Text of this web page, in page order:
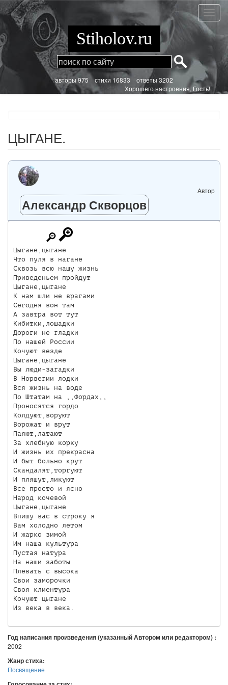
Перейти
к
основному
содержанию
Stiholov.ru
aвторы 975стихи 16833 ответы 3202
Хорошего настроения, Гость!
ЦЫГАНЕ.
Автор
Александр Скворцов
Цыгане,цыгане
Что пуля в нагане
Сквозь всю нашу жизнь
Приведеньем пройдут
Цыгане,цыгане
К нам шли не врагами
Сегодня вон там
А завтра вот тут
Кибитки,лошадки
Дороги не гладки
По нашей России
Кочуют везде
Цыгане,цыгане
Вы люди-загадки
В Норвегии лодки
Вся жизнь на воде
По Штатам на ,,Фордах,,
Проносятся гордо
Колдуют,воруют
Ворожат и врут
Паяют,латают
За хлебную корку
И жизнь их прекрасна
И быт больно крут
Скандалят,торгуют
И пляшут,ликуют
Все просто и ясно
Народ кочевой
Цыгане,цыгане
Впишу вас в строку я
Вам холодно летом
И жарко зимой
Им наша культура
Пустая натура
На наши заботы
Плевать с высока
Свои заморочки
Своя клиентура
Кочуют цыгане
Из века в века.
Год написания произведения (указанный Автором или редактором) :
2002
Жанр стиха:
Посвящение